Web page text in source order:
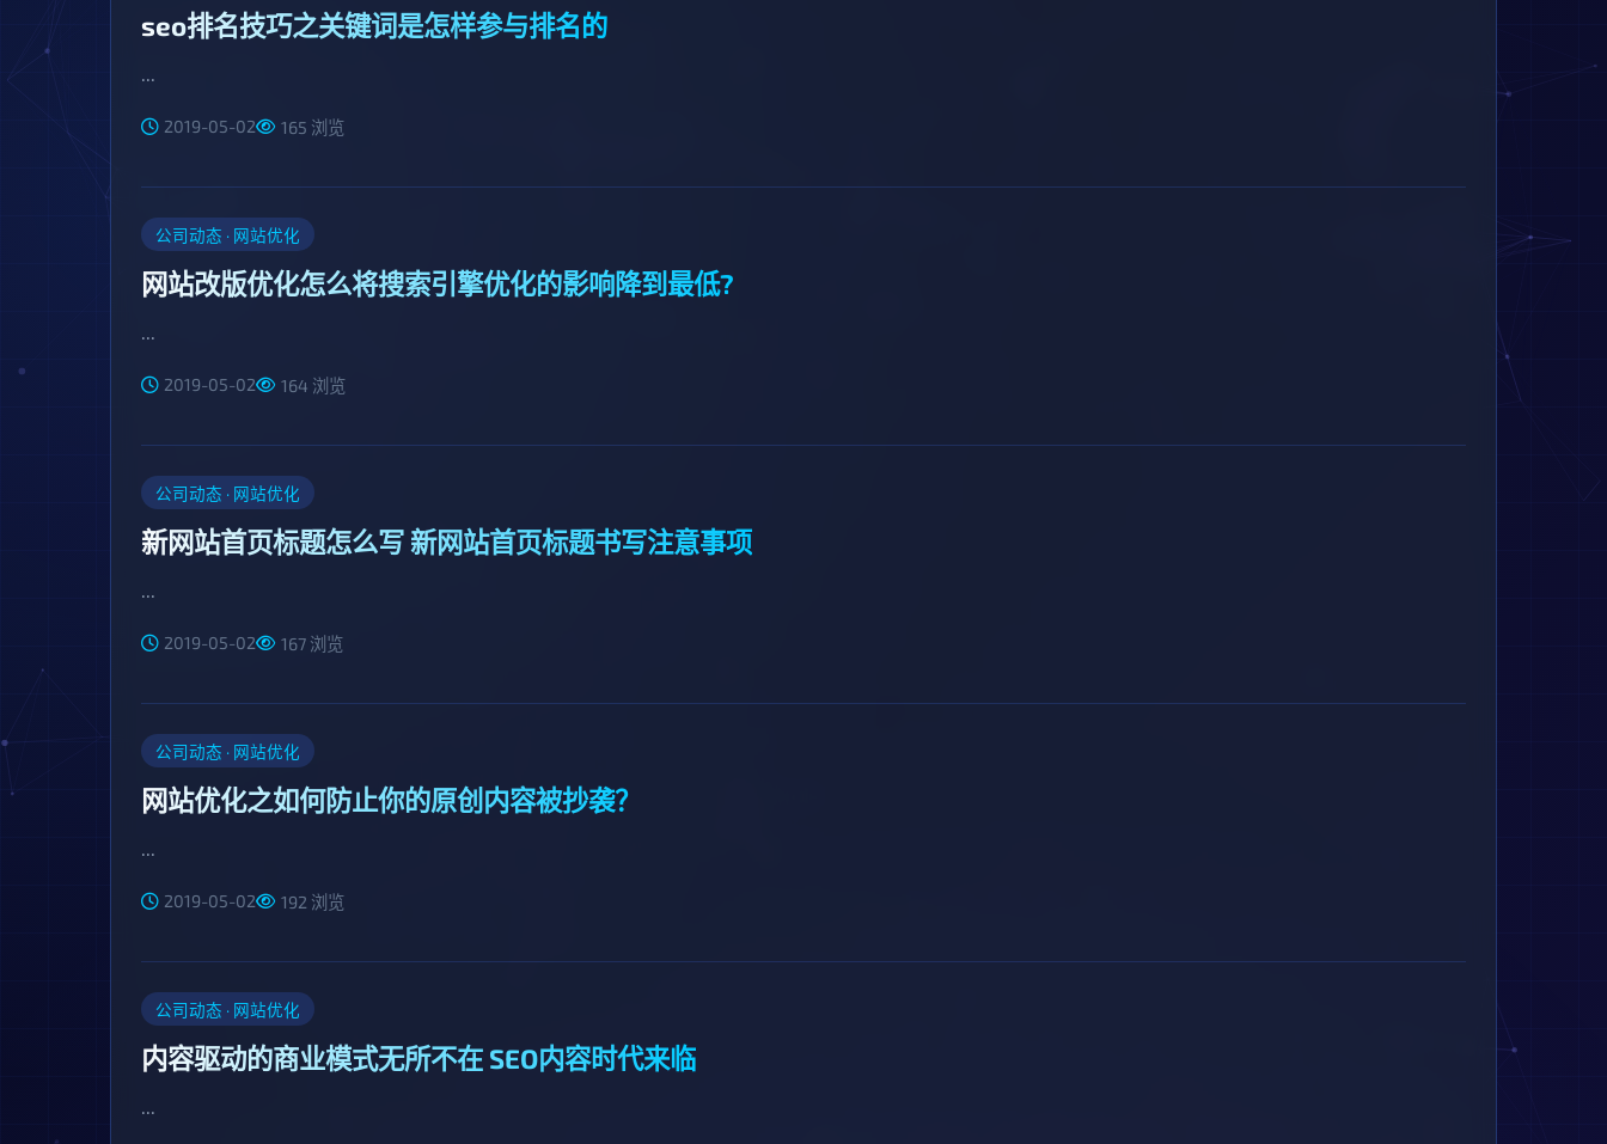
seo排名技巧之关键词是怎样参与排名的
...
2019-05-02 165 浏览
公司动态 · 网站优化
网站改版优化怎么将搜索引擎优化的影响降到最低?
...
2019-05-02 164 浏览
公司动态 · 网站优化
新网站首页标题怎么写 新网站首页标题书写注意事项
...
2019-05-02 167 浏览
公司动态 · 网站优化
网站优化之如何防止你的原创内容被抄袭？
...
2019-05-02 192 浏览
公司动态 · 网站优化
内容驱动的商业模式无所不在 SEO内容时代来临
...